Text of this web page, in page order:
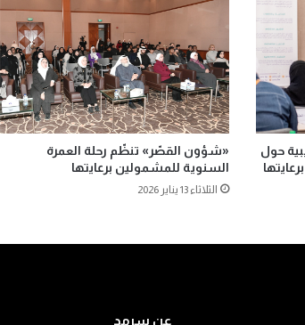
حول
«شؤون القصّر» تنظّم رحلة العمرة
السنوية للمشمولين برعايتها
الثلاثاء 13 يناير 2026
عن سرمد